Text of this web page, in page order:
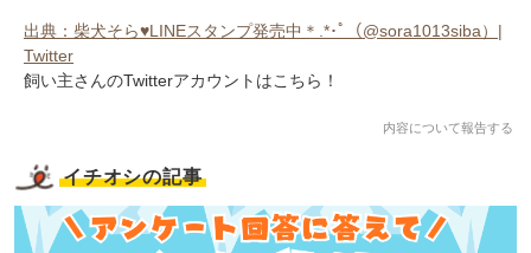
出典：柴犬そら♥︎LINEスタンプ発売中＊.*･ﾟ（@sora1013siba）|
Twitter
飼い主さんのTwitterアカウントはこちら！
内容について報告する
イチオシの記事